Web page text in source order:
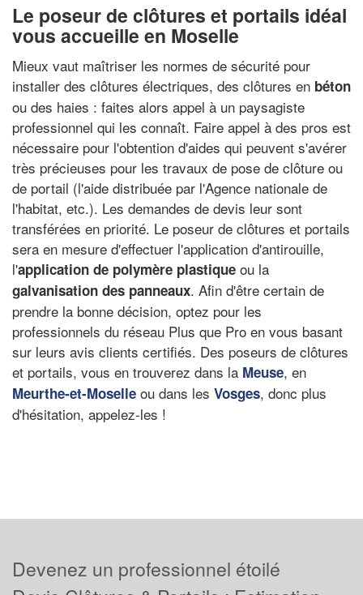
Le poseur de clôtures et portails idéal
vous accueille en Moselle
Mieux vaut maîtriser les normes de sécurité pour
installer des clôtures électriques, des clôtures en béton
ou des haies : faites alors appel à un paysagiste
professionnel qui les connaît. Faire appel à des pros est
nécessaire pour l'obtention d'aides qui peuvent s'avérer
très précieuses pour les travaux de pose de clôture ou
de portail (l'aide distribuée par l'Agence nationale de
l'habitat, etc.). Les demandes de devis leur sont
transférées en priorité. Le poseur de clôtures et portails
sera en mesure d'effectuer l'application d'antirouille,
l'application de polymère plastique ou la
galvanisation des panneaux. Afin d'être certain de
prendre la bonne décision, optez pour les
professionnels du réseau Plus que Pro en vous basant
sur leurs avis clients certifiés. Des poseurs de clôtures
et portails, vous en trouverez dans la Meuse, en
Meurthe-et-Moselle ou dans les Vosges, donc plus
d'hésitation, appelez-les !
Devenez un professionnel étoilé